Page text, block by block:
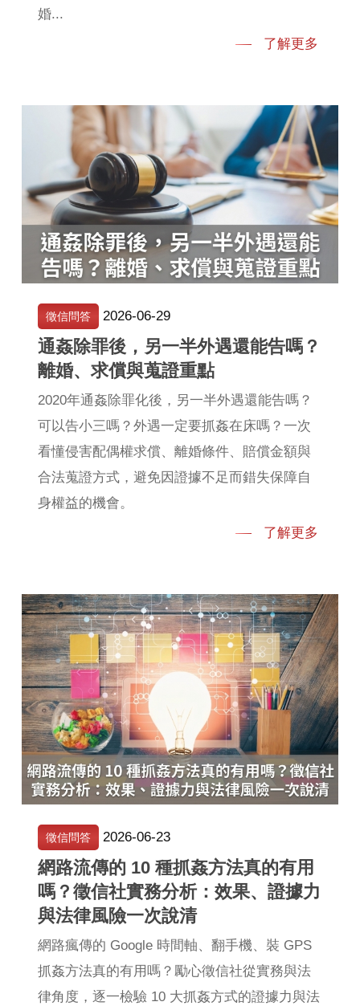
婚...
了解更多
徵信問答 2026-06-29
通姦除罪後，另一半外遇還能告嗎？
離婚、求償與蒐證重點
2020年通姦除罪化後，另一半外遇還能告嗎？
可以告小三嗎？外遇一定要抓姦在床嗎？一次
看懂侵害配偶權求償、離婚條件、賠償金額與
合法蒐證方式，避免因證據不足而錯失保障自
身權益的機會。
了解更多
徵信問答 2026-06-23
網路流傳的 10 種抓姦方法真的有用
嗎？徵信社實務分析：效果、證據力
與法律風險一次說清
網路瘋傳的 Google 時間軸、翻手機、裝 GPS
抓姦方法真的有用嗎？勵心徵信社從實務與法
律角度，逐一檢驗 10 大抓姦方式的證據力與法